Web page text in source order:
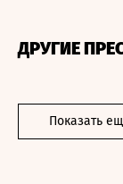
ДРУГИЕ
Показать